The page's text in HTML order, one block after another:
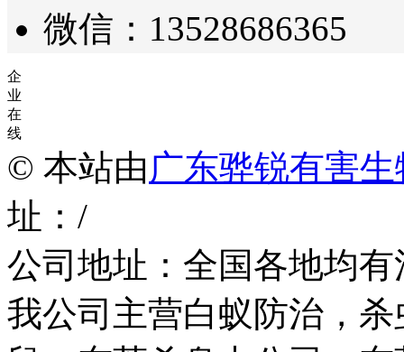
微信：13528686365
企
业
在
线
© 本站由 广东骅锐有害
址：/
公司地址：全国各地均
我公司主营白蚁防治，